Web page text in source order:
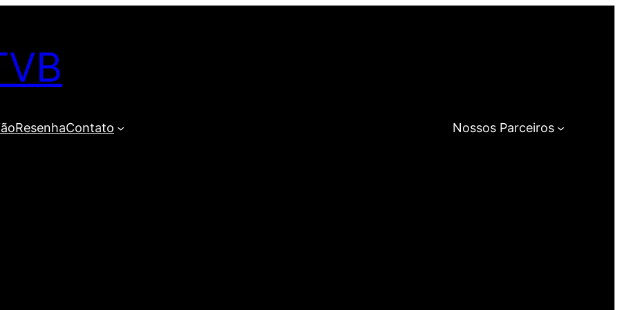
ResenhaContato Nossos Parceiros